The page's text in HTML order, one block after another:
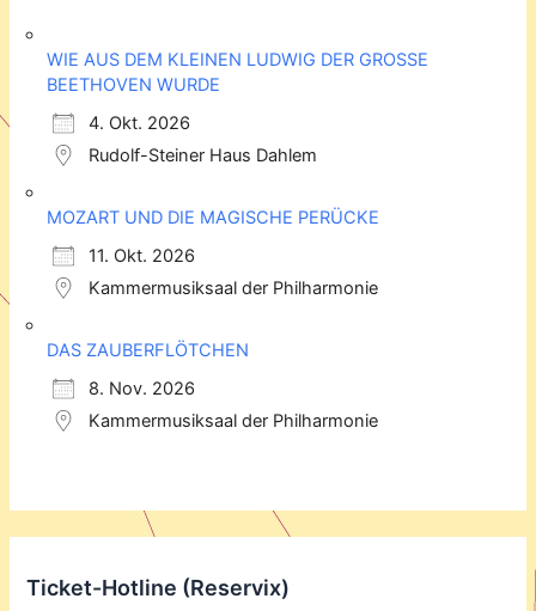
WIE AUS DEM KLEINEN LUDWIG DER GROSSE
BEETHOVEN WURDE
4. Okt. 2026
Rudolf-Steiner Haus Dahlem
MOZART UND DIE MAGISCHE PERÜCKE
11. Okt. 2026
Kammermusiksaal der Philharmonie
DAS ZAUBERFLÖTCHEN
8. Nov. 2026
Kammermusiksaal der Philharmonie
Ticket-Hotline (Reservix)